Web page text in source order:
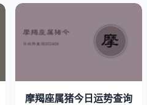
摩羯座属猪今日运势查询